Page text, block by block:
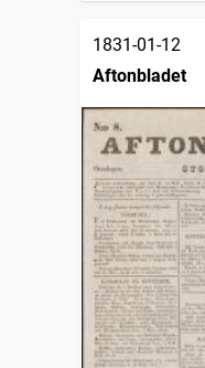
1831-01-12
Aftonbladet